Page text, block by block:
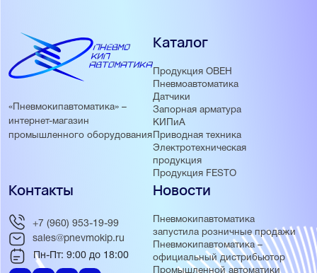
«Пневмокипавтоматика» –
интернет-магазин
промышленного оборудования
Каталог
Продукция ОВЕН
Пневмоавтоматика
Датчики
Запорная арматура
КИПиА
Приводная техника
Электротехническая
продукция
Продукция FESTO
Новости
Пневмокипавтоматика
запустила розничные продажи
Пневмокипавтоматика –
официальный дистрибьютор
Промышленной автоматики
Контакты
+7 (960) 953-19-99
sales@pnevmokip.ru
Пн-Пт: 9:00 до 18:00